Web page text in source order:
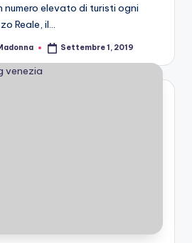
numero elevato di turisti ogni
Reale, il…
Settembre 1, 2019